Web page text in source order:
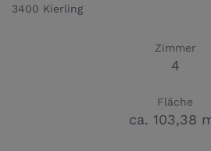
3400 Kierling
Zimmer
4
Fläche
ca. 103,38